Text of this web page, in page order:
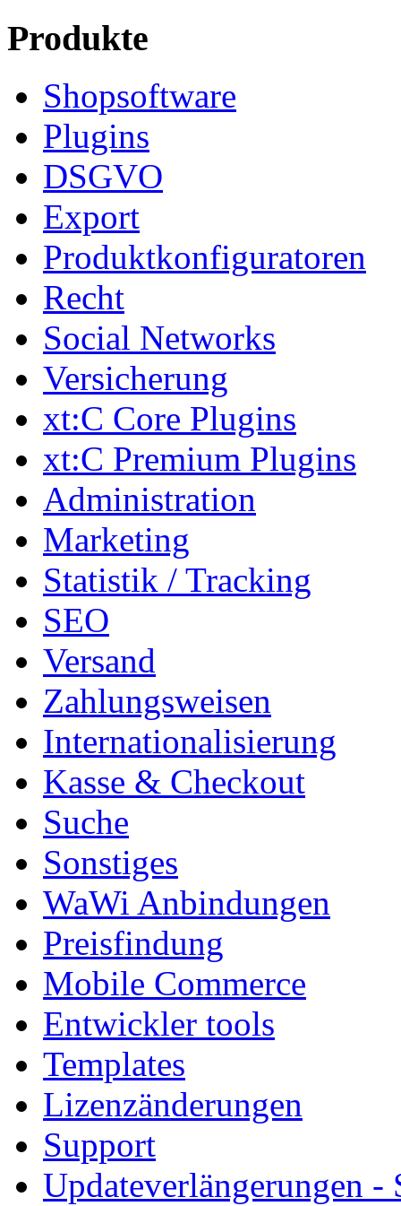
Produkte
Shopsoftware
Plugins
DSGVO
Export
Produktkonfiguratoren
Recht
Social Networks
Versicherung
xt:C Core Plugins
xt:C Premium Plugins
Administration
Marketing
Statistik / Tracking
SEO
Versand
Zahlungsweisen
Internationalisierung
Kasse & Checkout
Suche
Sonstiges
WaWi Anbindungen
Preisfindung
Mobile Commerce
Entwickler tools
Templates
Lizenzänderungen
Support
Updateverlängerungen -